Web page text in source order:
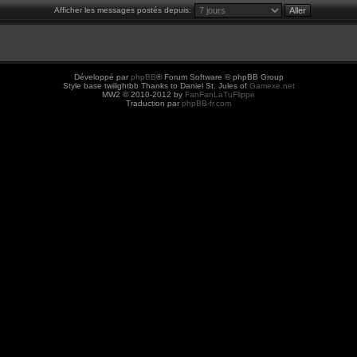
Afficher les messages postés depuis:
Développé par phpBB® Forum Software © phpBB Group
Style base twilightbb Thanks to Daniel St. Jules of Gamexe.net
MW2 © 2010-2012 by FanFanLaTuFlippe
Traduction par phpBB-fr.com